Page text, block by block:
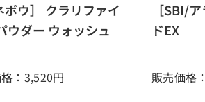
ボウ］ クラリファイ
ウダー ウォッシュ
：3,520円
［SBI/
ドEX
販売価格